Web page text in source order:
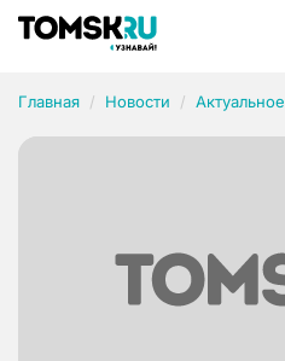
Главная Новости Актуальное